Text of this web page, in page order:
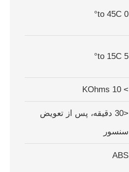
0 to 45C°
5 to 15C°
> 10 KOhms
<30 دقیقه، پس از تعویض
سنسور
ABS